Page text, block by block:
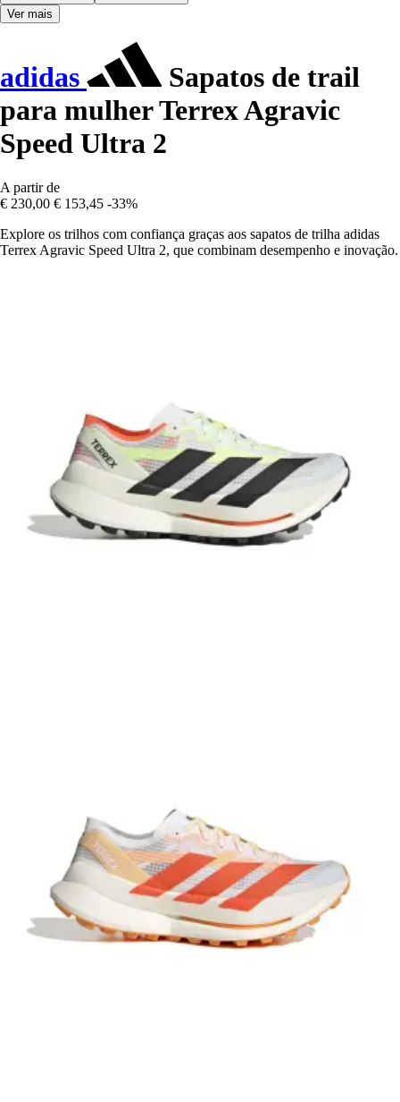
Ver mais
adidas
Sapatos de trail
para mulher Terrex Agravic
Speed Ultra 2
A partir de
€ 230,00 € 153,45 -33%
Explore os trilhos com confiança graças aos sapatos de trilha adidas
Terrex Agravic Speed Ultra 2, que combinam desempenho e inovação.